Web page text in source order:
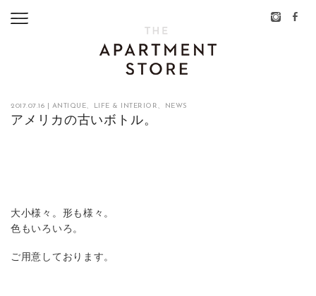
2017.07.16 ANTIQUE、 LIFE & INTERIOR、 NEWS
アメリカの古いボトル。
大小様々。形も様々。
色もいろいろ。
ご用意しております。